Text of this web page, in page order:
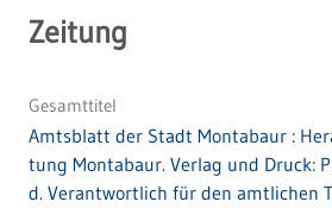
Zeitung
Gesamttitel
Amtsblatt der Stadt Montabaur :
tung Montabaur. Verlag und Druck:
d. Verantwortlich für den amtlichen